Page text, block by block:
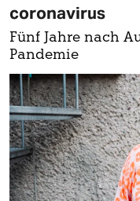
coronavirus
Fünf Jahre nach
Pandemie